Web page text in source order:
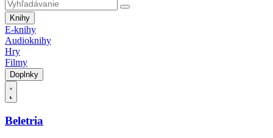
Knihy
E-knihy
Audioknihy
Hry
Filmy
Doplnky
Beletria